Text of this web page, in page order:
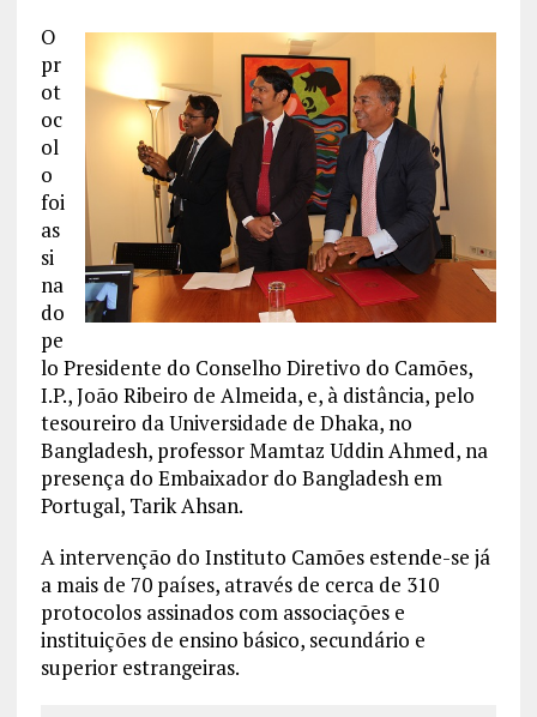
O
pr
ot
oc
ol
o
foi
as
si
na
do
pe
lo Presidente do Conselho Diretivo do Camões,
I.P., João Ribeiro de Almeida, e, à distância, pelo
tesoureiro da Universidade de Dhaka, no
Bangladesh, professor Mamtaz Uddin Ahmed, na
presença do Embaixador do Bangladesh em
Portugal, Tarik Ahsan.
A intervenção do Instituto Camões estende-se já
a mais de 70 países, através de cerca de 310
protocolos assinados com associações e
instituições de ensino básico, secundário e
superior estrangeiras.